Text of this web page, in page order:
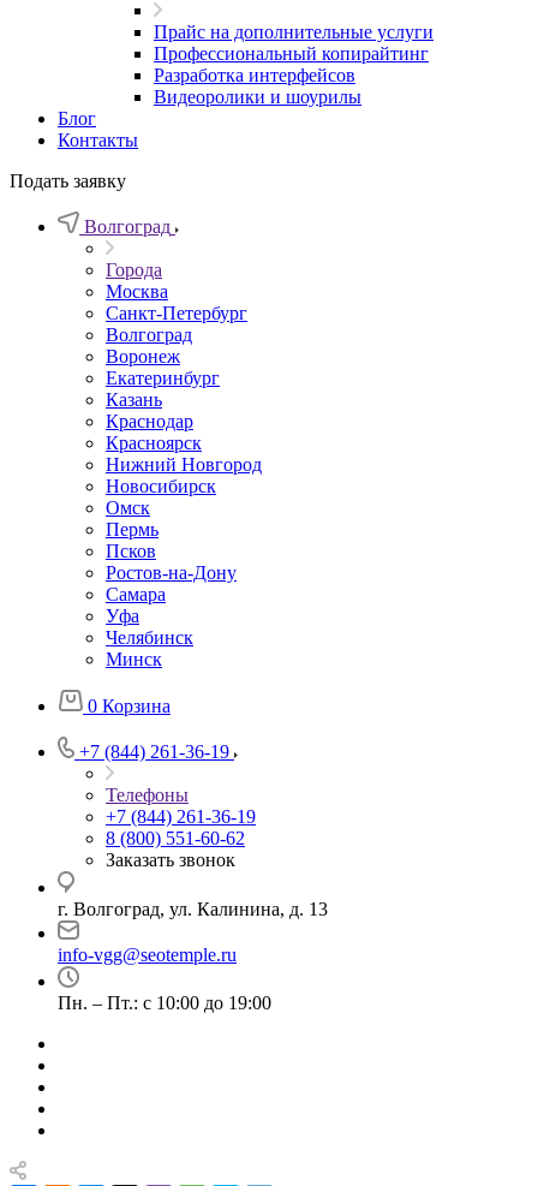
Прайс на дополнительные услуги
Профессиональный копирайтинг
Разработка интерфейсов
Видеоролики и шоурилы
Блог
Контакты
Подать заявку
Волгоград
Города
Москва
Санкт-Петербург
Волгоград
Воронеж
Екатеринбург
Казань
Краснодар
Красноярск
Нижний Новгород
Новосибирск
Омск
Пермь
Псков
Ростов-на-Дону
Самара
Уфа
Челябинск
Минск
0 Корзина
+7 (844) 261-36-19
Телефоны
+7 (844) 261-36-19
8 (800) 551-60-62
Заказать звонок
г. Волгоград, ул. Калинина, д. 13
info-vgg@seotemple.ru
Пн. – Пт.: с 10:00 до 19:00